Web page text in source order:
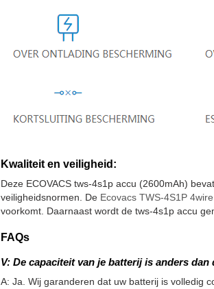
Kwaliteit en veiligheid:
Deze ECOVACS tws-4s1p accu (2600mAh)
veiligheidsnormen. De Ecovacs TWS-4S1P
voorkomt. Daarnaast wordt de tws-4s1p accu
FAQs
V: De capaciteit van je batterij is anders
A: Ja. Wij garanderen dat uw batterij is volledig